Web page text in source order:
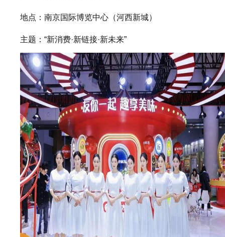
地点：南京国际博览中心（河西新城）
主题：“新消费·新链接·新未来”